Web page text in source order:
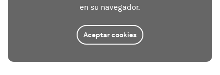
en su navegador.
Aceptar cookies